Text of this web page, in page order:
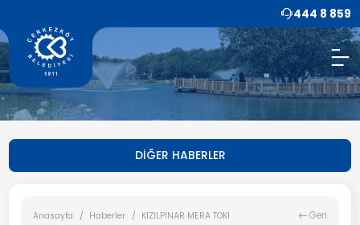
444 8 859
DİĞER HABERLER
Anasayfa Haberler KIZILPINAR MERA TOKİ Geri